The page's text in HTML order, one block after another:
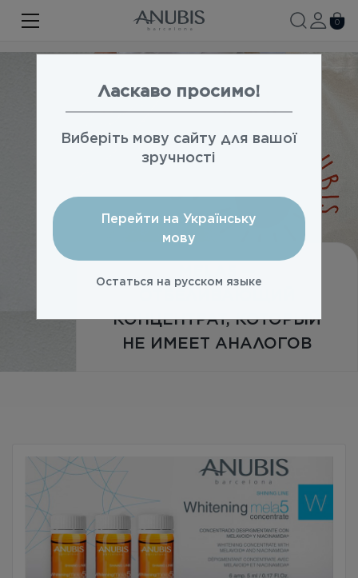
ЛИЦО
ТЕЛО
БРЕНДИРОВАННАЯ ПРОДУКЦИЯ
Новости
0
КОНЦЕНТРАТ, КОТОРЫЙ
НЕ ИМЕЕТ АНАЛОГОВ
Ласкаво просимо!
Виберіть мову сайту для вашої
зручності
Перейти на Українську
мову
Остаться на русском языке